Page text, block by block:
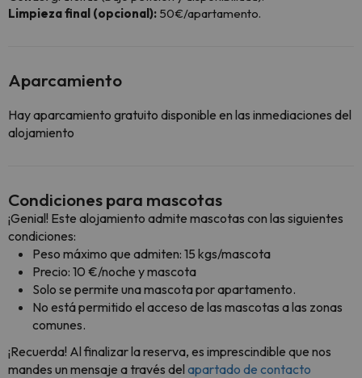
Limpieza final (opcional): 50€/apartamento.
Aparcamiento
Hay aparcamiento gratuito disponible en las inmediaciones del
alojamiento
Condiciones para mascotas
¡Genial! Este alojamiento admite mascotas con las siguientes
condiciones:
Peso máximo que admiten: 15 kgs/mascota
Precio: 10 €/noche y mascota
Solo se permite una mascota por apartamento.
No está permitido el acceso de las mascotas a las zonas
comunes.
¡Recuerda! Al finalizar la reserva, es imprescindible que nos
mandes un mensaje a través del apartado de contacto